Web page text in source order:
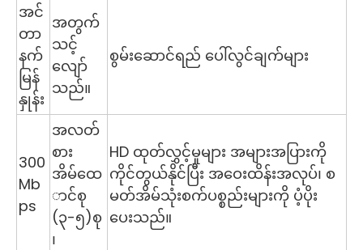
အင်
တာ
နက်
မြန်
နှုန်း
အတွက်
သင့်
လျော်
သည်။
စွမ်းဆောင်ရည် ပေါ်လွင်ချက်များ
300
Mb
ps
အလတ်
စား
အိမ်ထေ
ာင်စု
(၃-၅)စု
၊
HD ထုတ်လွှင့်မှုများ အများအပြားကို
ကိုင်တွယ်နိုင်ပြီး အဝေးထိန်းအလုပ်၊ စ
မတ်အိမ်သုံးစက်ပစ္စည်းများကို ပံ့ပိုး
ပေးသည်။